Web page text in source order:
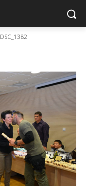
DSC_1382